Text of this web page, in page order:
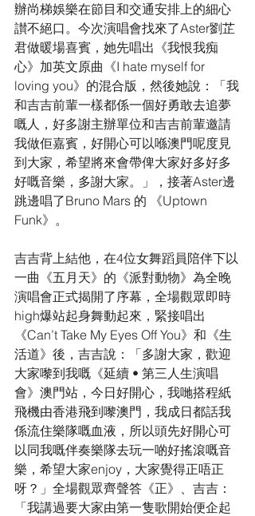
辦尚梯娛樂在節目和交通安排上的細心
讃不絕口。今次演唱會找來了Aster劉芷
君做暖場喜賓，她先唱出《我恨我痴
心》加英文原曲《I hate myself for
loving you》的混合版，然後她說：「我
和吉吉前輩一樣都係一個好勇敢去追夢
嘅人，好多謝主辦單位和吉吉前輩邀請
我做佢嘉賓，好開心可以喺澳門呢度見
到大家，希望將來會帶俾大家好多好多
好嘅音樂，多謝大家。」，接著Aster邊
跳邊唱了Bruno Mars 的 《Uptown
Funk》。
吉吉背上結他，在4位女舞蹈員陪伴下以
一曲《五月天》的《派對動物》為全晚
演唱會正式揭開了序幕，全場觀眾即時
high爆站起身舞動起來，緊接唱出
《Can’t Take My Eyes Off You》和《生
活道》後，吉吉說：「多謝大家，歡迎
大家嚟到我嘅《延續 • 第三人生演唱
會》澳門站，今日好開心，我哋搭程紙
飛機由香港飛到嚟澳門，我成日都話我
係流住樂隊嘅血液，所以頭先好開心可
以同我嘅伴奏樂隊去玩一啲好搖滾嘅音
樂，希望大家enjoy，大家覺得正唔正
呀？」全場觀眾齊聲答《正》、吉吉：
「我講過要大家由第一隻歌開始便企起